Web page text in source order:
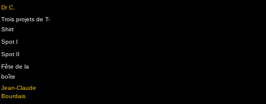
Dr C.
Trois projets de T-
Shirt
Spot I
Spot II
Fête de la
boîte
Jean-Claude
Bourdais